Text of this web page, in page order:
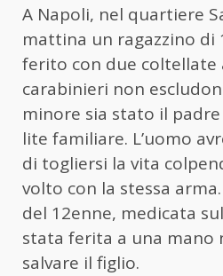
A Napoli, nel quartiere
mattina un ragazzino di
ferito con due coltellate
carabinieri non
minore sia stato il
lite familiare. L’uomo
di togliersi la vita
volto con la stessa
del 12enne, medicata
stata ferita a una mano
salvare il figlio.